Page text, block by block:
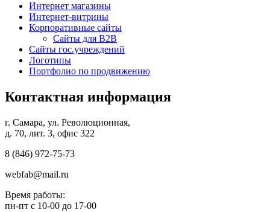
Интернет магазины
Интернет-витрины
Корпоративные сайты
Сайты для B2B
Сайты гос.учреждений
Логотипы
Портфолио по продвижению
Контактная информация
г. Самара, ул. Революционная,
д. 70, лит. 3, офис 322
8 (846) 972-75-73
webfab@mail.ru
Время работы:
пн-пт с 10-00 до 17-00